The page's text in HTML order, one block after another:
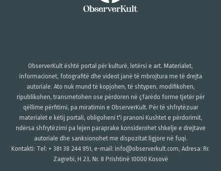
ObserverKult është portal për kulturë, letërsi e art. Materialet,
informacionet, fotografitë dhe videot janë të mbrojtura me të drejta
autoriale. Ato nuk mund të kopjohen, të shtypen, modifikohen,
ripublikohen, transmetohen ose përdoren në çfarëdo forme tjetër për
qëllime përfitimi, pa miratimin e ObserverKult. Për të shfrytëzuar
materialet e këtij portali, obligoheni t'i pranoni Kushtet e përdorimit,
ndërsa shfrytëzimi pa lejen paraprake konsiderohet shkelje e drejtave
autoriale dhe sanksionohet me dispozitat ligjore në fuqi.
Kontakti: Tel: + 381 38 244 951, e-mail: info@observerkult.com, Adresa: Rr.
Zagrebi, H 23, Nr. 8 Prishtinë 10000 Kosovë